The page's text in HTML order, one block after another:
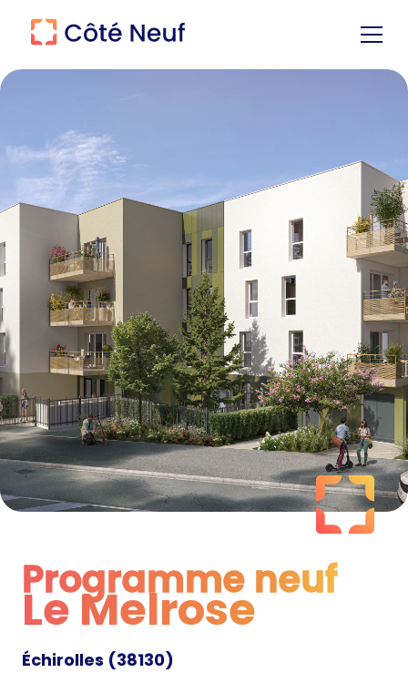
Programme neuf
Programme neuf
Le Melrose
Échirolles (38130)